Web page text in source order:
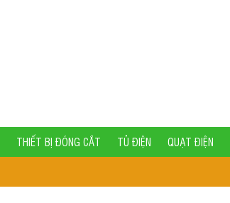
THIẾT BỊ ĐÓNG CẮT TỦ ĐIỆN QUẠT ĐIỆN